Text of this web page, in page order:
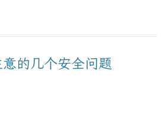
的几个安全问题